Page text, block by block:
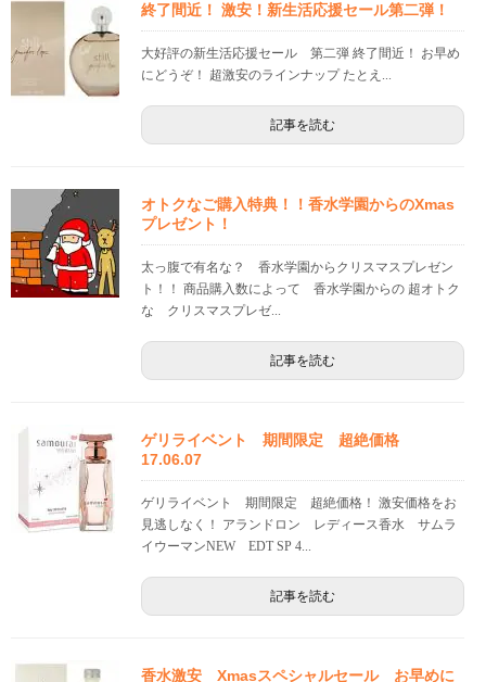
終了間近！ 激安！新生活応援セール第二弾！
大好評の新生活応援セール 第二弾 終了間近！ お早め
にどうぞ！ 超激安のラインナップ たとえ...
記事を読む
オトクなご購入特典！！香水学園からのXmas
プレゼント！
太っ腹で有名な？ 香水学園からクリスマスプレゼン
ト！！ 商品購入数によって 香水学園からの 超オトク
な クリスマスプレゼ...
記事を読む
ゲリライベント 期間限定 超絶価格
17.06.07
ゲリライベント 期間限定 超絶価格！ 激安価格をお
見逃しなく！ アランドロン レディース香水 サムラ
イウーマンNEW EDT SP 4...
記事を読む
香水激安 Xmasスペシャルセール お早めに